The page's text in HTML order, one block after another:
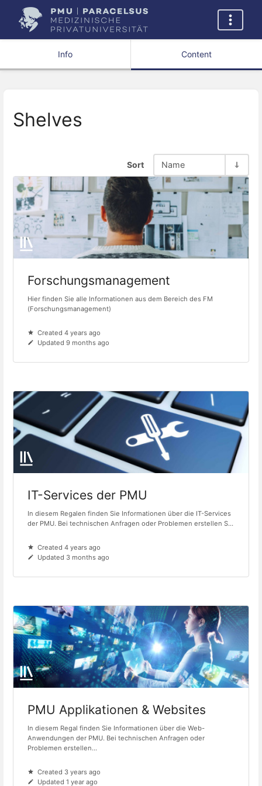
Info Content
Shelves
Sort Name
Forschungsmanagement
Hier finden Sie alle Informationen aus dem Bereich des FM
(Forschungsmanagement)
Created 4 years ago
Updated 9 months ago
IT-Services der PMU
In diesem Regalen finden Sie Informationen über die IT-Services
der PMU. Bei technischen Anfragen oder Problemen erstellen S...
Created 4 years ago
Updated 3 months ago
PMU Applikationen & Websites
In diesem Regal finden Sie Informationen über die Web-
Anwendungen der PMU. Bei technischen Anfragen oder
Problemen erstellen...
Created 3 years ago
Updated 1 year ago